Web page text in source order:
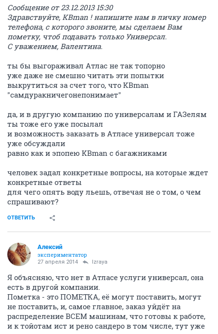
Сообщение от 23.12.2013 15:30
Здравствуйте, KBman ! напишите нам в личку номер
телефона, с которого звоните, мы сделаем Вам
пометку, чтоб подавать только Универсал.
С уважением, Валентина.
ты бы выгораживал Атлас не так топорно
уже даже не смешно читать эти попытки
выкрутиться за счет того, что KBman
"самдуракничегонепонимает"
да, и в другую компанию по универсалам и ГАЗелям
ты тоже его уже посылал
и возможность заказать в Атласе универсал тоже
уже обсуждали
равно как и эпопею KBman с багажниками
человек задал конкретные вопросы, на которые ждет
конкретные ответы
для чего опять воду льешь, отвечая не о том, о чем
спрашивают?
ОТВЕТИТЬ
Алексий
экспериментатор
27 апреля 2014 Izraya
Я объясняю, что нет в Атласе услуги универсал, она
есть в другой компании.
Пометка - это ПОМЕТКА, её могут поставить, могут
не поставить, и, самое главное, заказ уйдёт на
распределение ВСЕМ машинам, что готовы к работе,
и к тойотам ист и рено сандеро в том числе, тут уже